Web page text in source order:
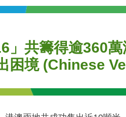
」共籌得逾360
困境 (Chinese